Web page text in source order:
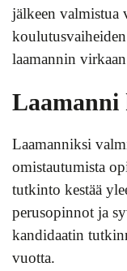
jälkeen valmistua
laamannin
Laamanni
Laamanniksi
omistautumista
tutkinto kestää
perusopinnot ja
kandidaatin
vuotta.